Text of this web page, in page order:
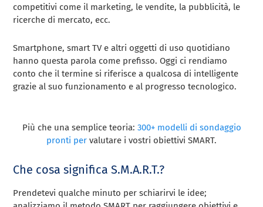
competitivi come il marketing, le vendite, la pubblicità, le
ricerche di mercato, ecc.
Smartphone, smart TV e altri oggetti di uso quotidiano
hanno questa parola come prefisso. Oggi ci rendiamo
conto che il termine si riferisce a qualcosa di intelligente
grazie al suo funzionamento e al progresso tecnologico.
Più che una semplice teoria: 300+ modelli di sondaggio
pronti per valutare i vostri obiettivi SMART.
Che cosa significa S.M.A.R.T.?
Prendetevi qualche minuto per schiarirvi le idee;